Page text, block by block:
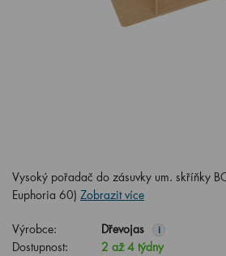
Vysoký pořadač do zásuvky um. skříňky
Euphoria 60) Zobrazit více
Výrobce: Dřevojas i
Dostupnost:
2 až 4 týdny